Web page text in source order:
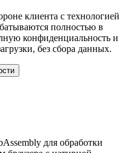
клиента с технологией
полностью в
конфиденциальность и
без сбора данных.
для обработки